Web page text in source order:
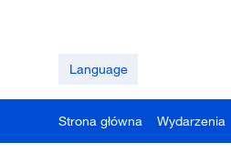
Language
Strona główna Wydarzenia